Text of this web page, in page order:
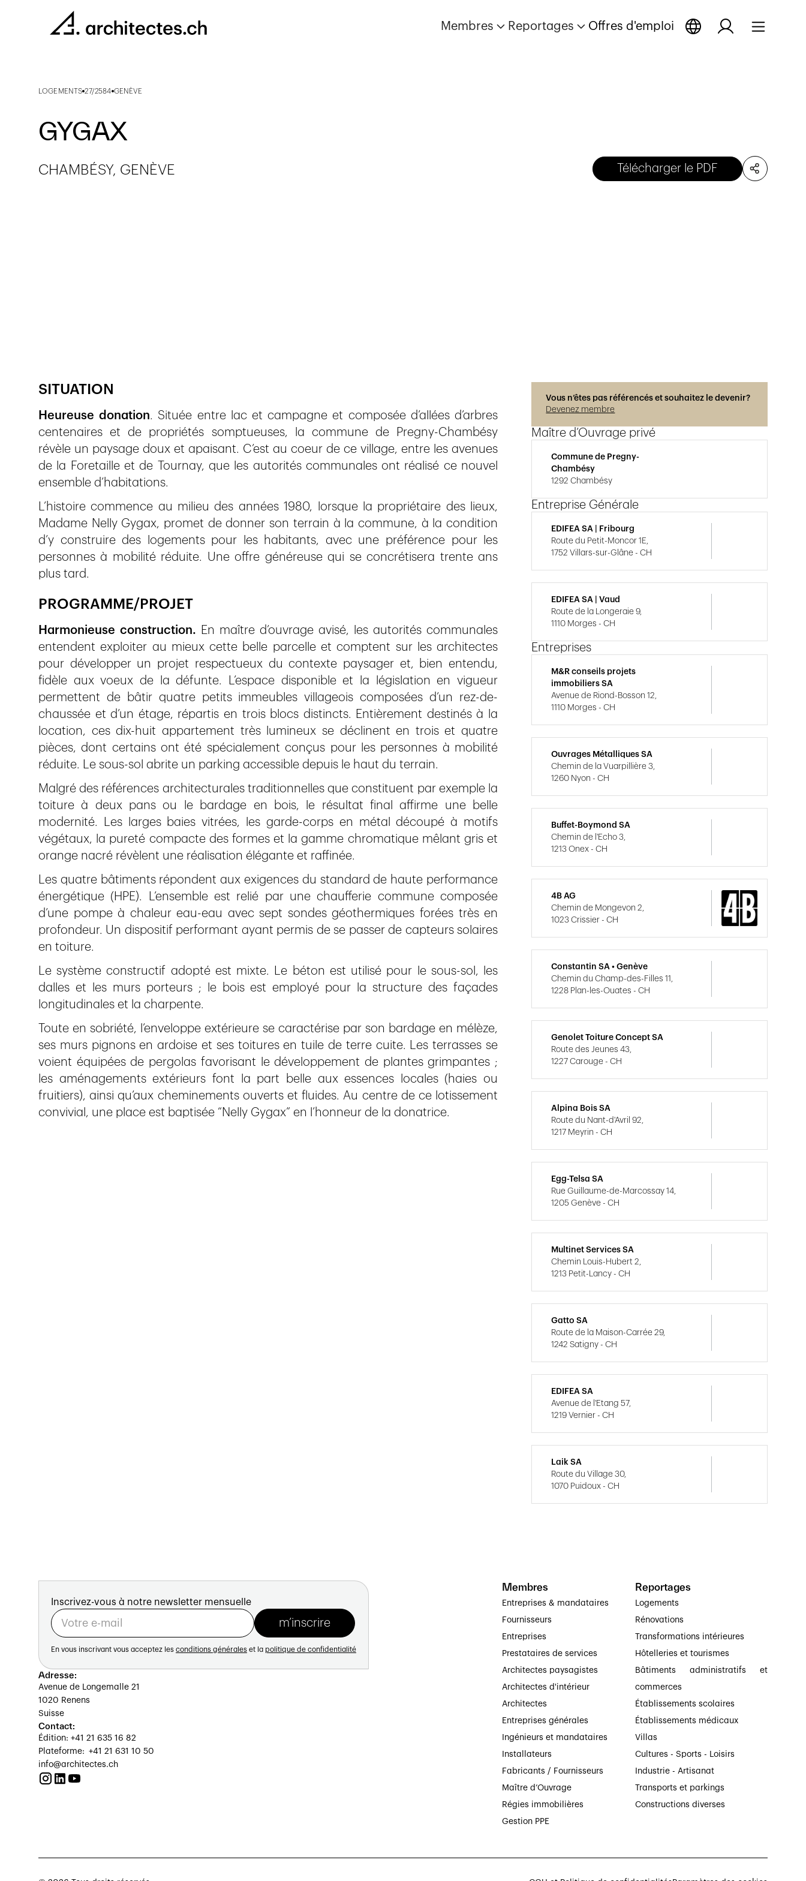
Membres Reportages Offres d'emploi
LOGEMENTS 27/2584 GENÈVE
GYGAX
CHAMBÉSY, GENÈVE Télécharger le PDF
SITUATION
Heureuse donation. Située entre lac et campagne et composée d’allées d’arbres
centenaires et de propriétés somptueuses, la commune de Pregny-Chambésy
révèle un paysage doux et apaisant. C’est au coeur de ce village, entre les avenues
de la Foretaille et de Tournay, que les autorités communales ont réalisé ce nouvel
ensemble d’habitations.
L’histoire commence au milieu des années 1980, lorsque la propriétaire des lieux,
Madame Nelly Gygax, promet de donner son terrain à la commune, à la condition
d’y construire des logements pour les habitants, avec une préférence pour les
personnes à mobilité réduite. Une offre généreuse qui se concrétisera trente ans
plus tard.
PROGRAMME/PROJET
Harmonieuse construction. En maître d’ouvrage avisé, les autorités communales
entendent exploiter au mieux cette belle parcelle et comptent sur les architectes
pour développer un projet respectueux du contexte paysager et, bien entendu,
fidèle aux voeux de la défunte. L’espace disponible et la législation en vigueur
permettent de bâtir quatre petits immeubles villageois composées d’un rez-de-
chaussée et d’un étage, répartis en trois blocs distincts. Entièrement destinés à la
location, ces dix-huit appartement très lumineux se déclinent en trois et quatre
pièces, dont certains ont été spécialement conçus pour les personnes à mobilité
réduite. Le sous-sol abrite un parking accessible depuis le haut du terrain.
Malgré des références architecturales traditionnelles que constituent par exemple la
toiture à deux pans ou le bardage en bois, le résultat final affirme une belle
modernité. Les larges baies vitrées, les garde-corps en métal découpé à motifs
végétaux, la pureté compacte des formes et la gamme chromatique mêlant gris et
orange nacré révèlent une réalisation élégante et raffinée.
Les quatre bâtiments répondent aux exigences du standard de haute performance
énergétique (HPE). L’ensemble est relié par une chaufferie commune composée
d’une pompe à chaleur eau-eau avec sept sondes géothermiques forées très en
profondeur. Un dispositif performant ayant permis de se passer de capteurs solaires
en toiture.
Le système constructif adopté est mixte. Le béton est utilisé pour le sous-sol, les
dalles et les murs porteurs ; le bois est employé pour la structure des façades
longitudinales et la charpente.
Toute en sobriété, l’enveloppe extérieure se caractérise par son bardage en mélèze,
ses murs pignons en ardoise et ses toitures en tuile de terre cuite. Les terrasses se
voient équipées de pergolas favorisant le développement de plantes grimpantes ;
les aménagements extérieurs font la part belle aux essences locales (haies ou
fruitiers), ainsi qu’aux cheminements ouverts et fluides. Au centre de ce lotissement
convivial, une place est baptisée “Nelly Gygax” en l’honneur de la donatrice.
Vous n’êtes pas référencés et souhaitez le devenir?
Devenez membre
Maître d’Ouvrage privé
Commune de Pregny-
Chambésy
1292 Chambésy
Entreprise Générale
EDIFEA SA | Fribourg
Route du Petit-Moncor 1E,
1752 Villars-sur-Glâne - CH
EDIFEA SA | Vaud
Route de la Longeraie 9,
1110 Morges - CH
Entreprises
M&R conseils projets
immobiliers SA
Avenue de Riond-Bosson 12,
1110 Morges - CH
Ouvrages Métalliques SA
Chemin de la Vuarpillière 3,
1260 Nyon - CH
Buffet-Boymond SA
Chemin de l'Echo 3,
1213 Onex - CH
4B AG
Chemin de Mongevon 2,
1023 Crissier - CH
Constantin SA • Genève
Chemin du Champ-des-Filles 11,
1228 Plan-les-Ouates - CH
Genolet Toiture Concept SA
Route des Jeunes 43,
1227 Carouge - CH
Alpina Bois SA
Route du Nant-d'Avril 92,
1217 Meyrin - CH
Egg-Telsa SA
Rue Guillaume-de-Marcossay 14,
1205 Genève - CH
Multinet Services SA
Chemin Louis-Hubert 2,
1213 Petit-Lancy - CH
Gatto SA
Route de la Maison-Carrée 29,
1242 Satigny - CH
EDIFEA SA
Avenue de l'Etang 57,
1219 Vernier - CH
Laik SA
Route du Village 30,
1070 Puidoux - CH
Inscrivez-vous à notre newsletter mensuelle
En vous inscrivant vous acceptez les conditions générales et la politique de confidentialité
Adresse:
Avenue de Longemalle 21
1020 Renens
Suisse
Contact:
Édition: +41 21 635 16 82
Plateforme: +41 21 631 10 50
info@architectes.ch
Membres
Entreprises & mandataires
Fournisseurs
Entreprises
Prestataires de services
Architectes paysagistes
Architectes d'intérieur
Architectes
Entreprises générales
Ingénieurs et mandataires
Installateurs
Fabricants / Fournisseurs
Maître d’Ouvrage
Régies immobilières
Gestion PPE
Reportages
Logements
Rénovations
Transformations intérieures
Hôtelleries et tourismes
Bâtiments administratifs et
commerces
Établissements scolaires
Établissements médicaux
Villas
Cultures - Sports - Loisirs
Industrie - Artisanat
Transports et parkings
Constructions diverses